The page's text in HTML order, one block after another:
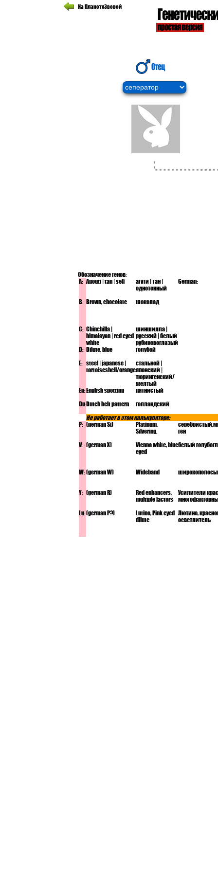
На ПланетуЗверей
Обозначение генов:
A: Agouti | tan | self агути | тан |
однотонный
German:
B: Brown, chocolate шоколад
C: Chinchilla |
himalayan | red eyed
white
шиншилла |
русский | белый
рубиновоглазый
D: Dilute, blue
голубой
E: steel | japanese |
tortoiseshell/orange
стальной |
японский |
тюрингенский/
желтый
En:English spotting
пятнистый
Du:Dutch belt pattern
голландский
Не работает в этом калькуляторе:
P: (german Si) Platinum,
Silvering.
серебристый,
ген
V: (german X) Vienna white, blue
eyed
белый
W:(german W) Wideband
Y: (german R) Red enhancers,
multiple factors
Усилители
Lu:(german P?) Lutino, Pink eyed
dilute
Лютино,
осветлитель